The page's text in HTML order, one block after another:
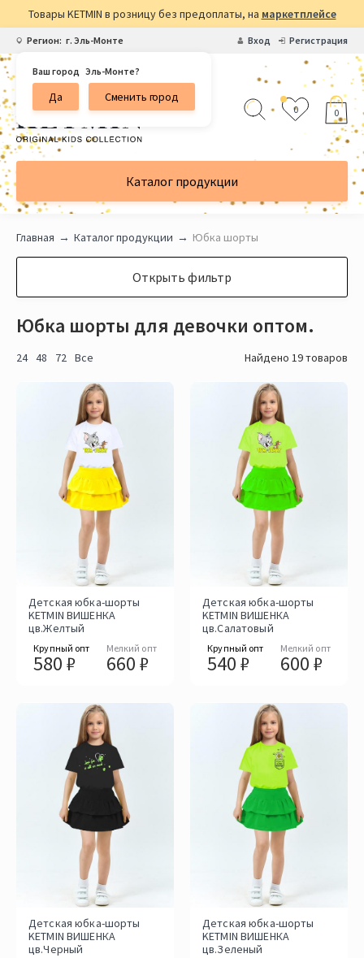
Товары KETMIN в розницу без предоплаты, на маркетплейсе
Регион: г. Эль-Монте
Ваш город Эль-Монте?
Да Сменить город
Вход Регистрация
0 0
Каталог продукции
Главная Каталог продукции Юбка шорты
Открыть фильтр
Юбка шорты для девочки оптом.
24 48 72 Все Найдено 19 товаров
Детская юбка-шорты
KETMIN ВИШЕНКА
цв.Желтый
Крупный опт
580 ₽
Мелкий опт
660 ₽
Детская юбка-шорты
KETMIN ВИШЕНКА
цв.Салатовый
Крупный опт
540 ₽
Мелкий опт
600 ₽
Детская юбка-шорты
KETMIN ВИШЕНКА
цв.Черный
Детская юбка-шорты
KETMIN ВИШЕНКА
цв.Зеленый